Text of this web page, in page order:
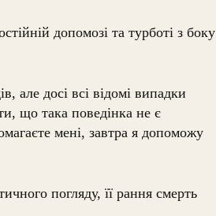
допомозі та турботі з боку
але досі всі відомі випадки
що така поведінка не є
мені, завтра я допоможу
погляду, її рання смерть